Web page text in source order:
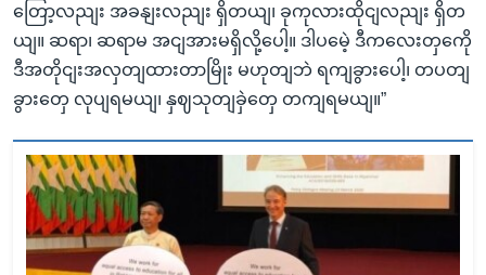
တြော့လညျး အခနျးလညျး ရှိတယျ၊ ခုကုလားထိုငျလညျး ရှိတ
ယျ။ ဆရာ၊ ဆရာမ အငျအားမရှိလို့ပေါ့။ ဒါပမေဲ့ ဒီကလေးတှကေို
ဒီအတိုငျးအလှတျထားတာမြိုး မဟုတျဘဲ ရကျခွားပေါ့၊ တပတျ
ခွားတှေ လုပျရမယျ၊ နှဈသုတျခှဲတှေ တကျရမယျ။”